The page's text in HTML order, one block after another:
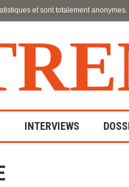
RE
INTERVIEWS
et sont totalement anonymes.